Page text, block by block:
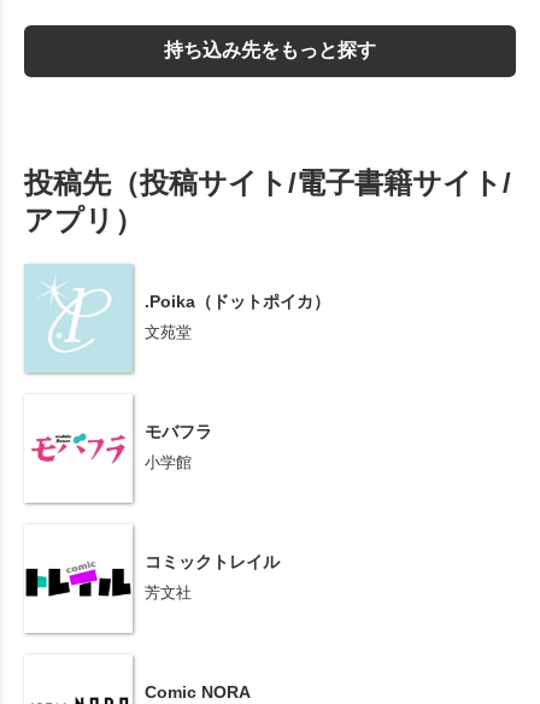
持ち込み先をもっと探す
投稿先（投稿サイト/電子書籍サイト/
アプリ）
.Poika（ドットポイカ）
文苑堂
モバフラ
小学館
コミックトレイル
芳文社
Comic NORA